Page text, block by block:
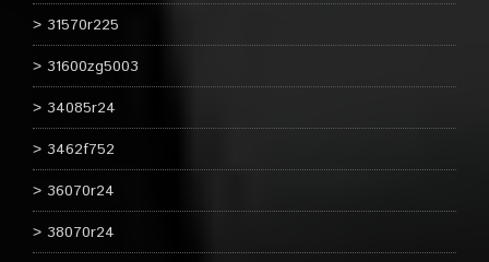
31570r225
31600zg5003
34085r24
3462f752
36070r24
38070r24